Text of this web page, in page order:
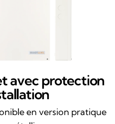
avec protection
en version pratique